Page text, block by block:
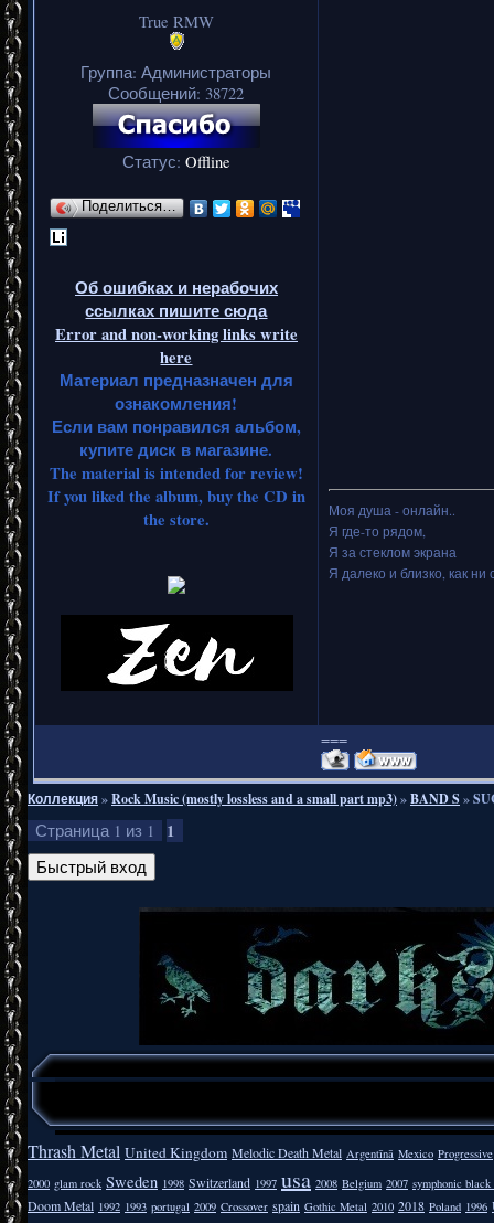
True RMW
Группа: Администраторы
Сообщений: 38722
Статус: Offline
Поделиться…
Об ошибках и нерабочих
ссылках пишите сюда
Error and non-working links write
here
Материал предназначен для
ознакомления!
Если вам понравился альбом,
купите диск в магазине.
The material is intended for review!
If you liked the album, buy the CD in
the store.
Моя душа - онлайн..
Я где-то рядом,
Я за стеклом экрана
Я далеко и близко, как ни
===
Коллекция»Rock Music (mostly lossless and a small part mp3)»BAND S »
Страница 1 из 1 1
Thrash Metal United Kingdom Melodic Death Metal Argentīnā Mexico Progressive
2000 glam rock Sweden 1998 Switzerland 1997 usa 2008 Belgium 2007 symphonic
Doom Metal 1992 1993 portugal 2009 Crossover spain Gothic Metal 2010 2018 Poland 1996